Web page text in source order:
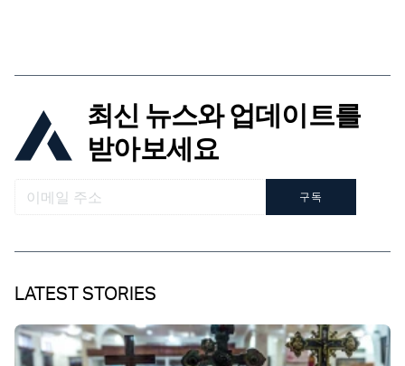
최신 뉴스와 업데이트를
받아보세요
구독
LATEST STORIES